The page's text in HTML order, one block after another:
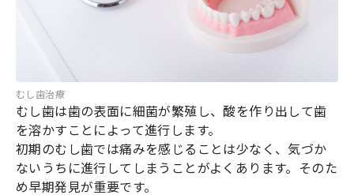
むし歯治療
むし歯は歯の表面に細菌が繁殖し、酸を作り出して歯
を溶かすことによって進行します。
初期のむし歯では痛みを感じることは少なく、気づか
ないうちに進行してしまうことがよくあります。そのた
め早期発見が重要です。